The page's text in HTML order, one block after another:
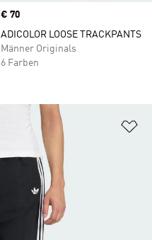
Price
€ 70
ADICOLOR LOOSE TRACKPANTS
Männer Originals
6 Farben